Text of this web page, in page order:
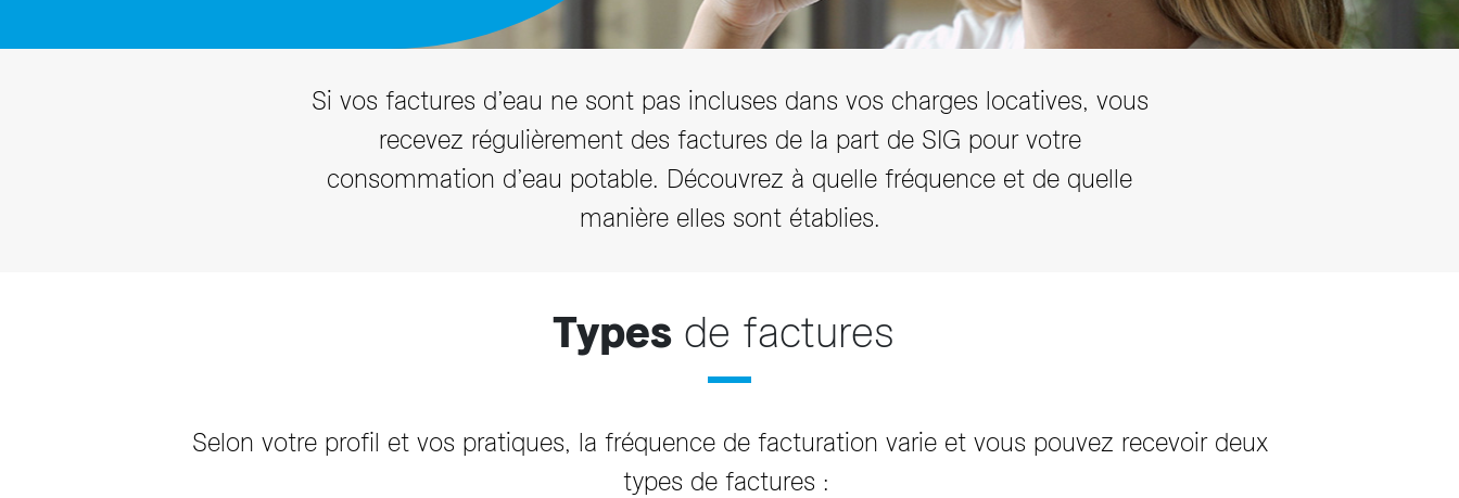
Tarifs et règlements
Si vos factures d’eau ne sont pas incluses dans vos charges locatives, vous
recevez régulièrement des factures de la part de SIG pour votre
consommation d’eau potable. Découvrez à quelle fréquence et de quelle
manière elles sont établies.
Types de factures
Selon votre profil et vos pratiques, la fréquence de facturation varie et vous pouvez recevoir deux
types de factures :